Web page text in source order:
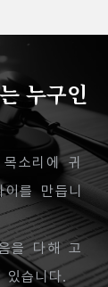
누구인
소리에 귀
이를 만듭니
을 다해 고
있습니다.